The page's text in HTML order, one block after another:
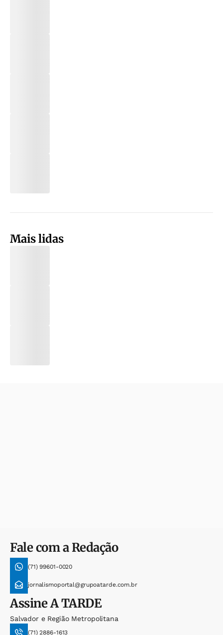
Mais lidas
Fale com a Redação
(71) 99601-0020
jornalismoportal@grupoatarde.com.br
AssineA TARDE
Salvador e Região Metropolitana
(71) 2886-1613